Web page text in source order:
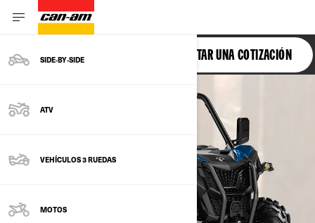
SIDE‑BY‑SIDE
ATV
VEHÍCULOS 3 RUEDAS
MOTOS
MAVERICK TRAIL SOLICITAR UNA COTIZACIÓN